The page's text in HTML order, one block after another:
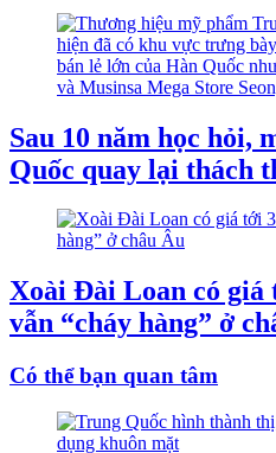
Sau 10 năm học hỏi,
Quốc quay lại thách
Xoài Đài Loan có giá
vẫn “cháy hàng” ở
Có thể bạn quan tâm